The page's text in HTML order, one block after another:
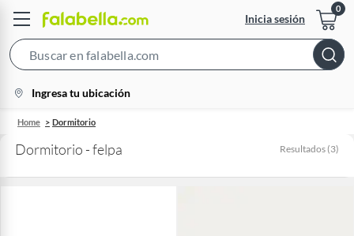
Inicia sesión
Bar
location-
icon
Ingresa tu ubicación
Home Dormitorio
Dormitorio - felpa Resultados (3)